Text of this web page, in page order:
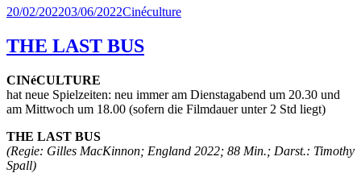
Veröffentlicht
20/02/202203/06/2022Kategorien
Cinéculture
THE LAST BUS
CINéCULTURE
hat neue Spielzeiten: neu immer am Dienstagabend um 20.30 und
am Mittwoch um 18.00 (sofern die Filmdauer unter 2 Std liegt)
THE LAST BUS
(Regie: Gilles MacKinnon; England 2022; 88 Min.; Darst.: Timothy
Spall)